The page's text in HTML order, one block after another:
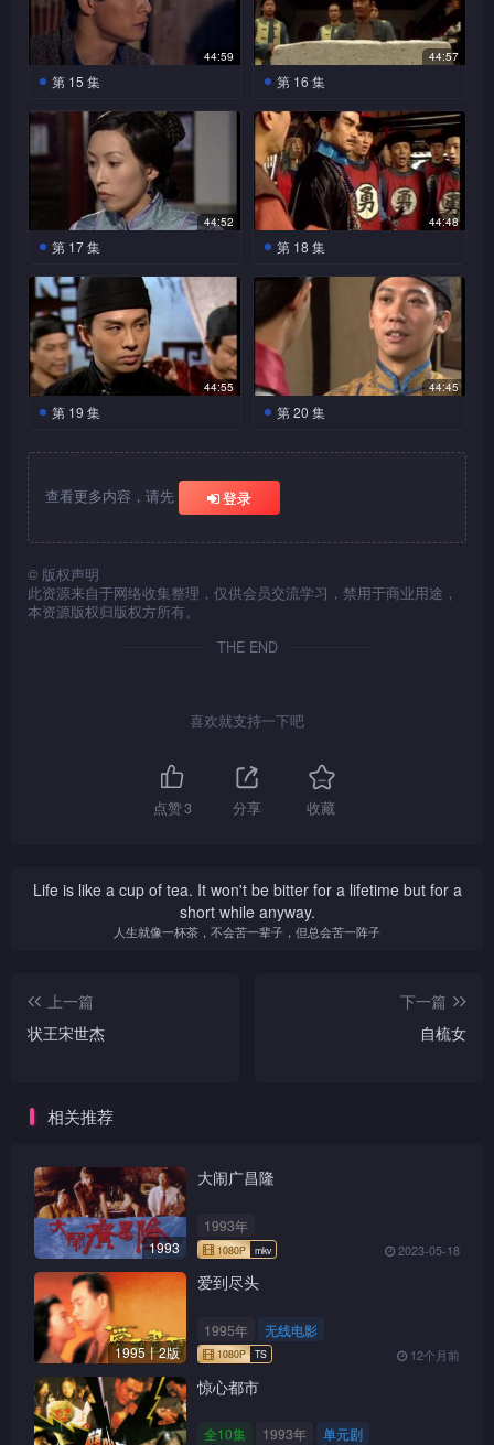
冥目。神婆龙劝杰勿多管闲
事，并送上一符咒给杰以保平
安，杰却另有打算。
但官仍不肯放翠，于是杰命珑
用掩眼法，令官以为自己被鬼
缠身，到处犯法，官为免杰告
他所犯之罪，唯有同意放翠。
虽令杰不满，但珑依然故我。
延对杰诉说尘当年往事，尘年
青时乃情痴一名，为与一婢仆
青相恋，竟放弃当年名花旦
红，就在尘成亲当晚，红杀死
青，尘自此看破红尘，将家财
变卖送与穷人，落发为僧。延
到翠房间了解真相，岂料，翌
日翠到公堂自认杀尘，杰感头
痛。全家上下虽对延泠嘲热
讽，延仍坚持己见。杰提出翠
杀尘乃「心魔」作祟，希望以
疑龙乃当年的红，于是动身前
往见龙。
一时间，杰翻案不成，翠被判
即日行刑，众人焦急不已。龙
向延道出翠乃她的徒弟，第一
次见面开始，龙已悉心安排翠
学各种做手，以及变声技巧。
时日渐过，龙要翠帮忙杀死
尘，翠不愿，出走离开龙。后
来龙在广州再次遇翠，于是要
她用青歌声引尘入局，然后亲
手将他杀死。杰找二人假扮青
及尘，欲引龙说出真相，但龙
毫不上当，但天惘恢恢，龙终
44:59
第 15 集
宋家，于是留书出走。山顶一
角，翠失足向山坡堕下，九拼
命把她救回，却又被毒蛇所
伤。时珑等人赶至，忙将他带
返宋家。九昏迷间呢喃著喜欢
翠，珑决成全九，替祖立了休
书，使翠和九一起生活。九与
翠到清远展开新生活，靠卖烧
饼为生，可惜九并非做生意料
子，两口子生活逐渐变得拮
据。杰专挑清远的案件接办，
其实只为见翠，惜却又缘悭一
面。杰将九生活状况告知珑，
珑为两口子生活担心。九希望
馆当学徒，却遇见见钱开眼的
44:57
第 16 集
九表演心口碎大石，九咬紧牙
关承受。杰再次前往清远，却
见九生活已有改善，顿觉无
瘾。杰与状师胡对薄公堂，胡
替苦主王争取拜山权，经一番
唇枪舌剑后，胡败阵下来。时
三出现，对胡教路。翌日，胡
一显雄风，杰不料胡有此一
著，竟晕倒地上。杰到翠家吃
饭，见九与翠异常恩爱，感到
十分没趣。翌晨，杰灵光一
闪，到公堂把劣势扭转，反败
为胜。杰知今次只乃险胜，连
忙找胡迫他说出幕后主使人。
44:52
第 17 集
找胡迫他说出幕后主使人。杰
在街上见九表演心口碎大石，
九为减低自卑感，竟加重石之
负荷，却不支昏倒。翠见九重
伤十分伤心，杰飞奔回广州拿
取「九转还魂丹」，珑跟踪查
看。翠与杰前往市集购买粮
食，期间杰对翠示爱，不幸全
清炒小白翠对杰冷嘲热讽，更
下令他不许再到清远。翠卖烧
料，清远县官竟当众调戏翠，
九于是与长毛党胁持官，与总
兵江对侍起来。
44:48
第 18 集
领，江唯有强闯妓院，将乱党
杀害。九发挥神勇，挟官闯出
重围，师爷提议请杰商讨对
策。众乱党知大难临头，皆一
片愁云惨雾。时杰至，江保证
对乱党既往不咎，杰闻言多一
分把握。乱党终被杰劝服，当
众人步至街上时，却被江手下
街头，杰激动晕倒。城头上，
众尸首被挂上示众，翠在城楼
先打三十大板。杰被痛打，发
堂鼓上提诗，诗中竟有「清占
44:55
第 19 集
竟有「清占汉土」，官连忙将
他收监，更对杰百般凌辱，但
杰照单全收。三吃下一碟煮焦
是「苦肉计」。于是，三通知
官等人，另外，三亦料到江会
杀杰，遂用纸条通知珑前往营
救。恭调查反诗案时，看出此
汉土」，但下句却有「国人欣
秘密，不禁担心起来。九等人
正徐徐步入。三用猫捉老鼠比
喻，认为江捉九等人乃是天
职。杰亦不甘示弱，将江与九
44:45
第 20 集
混为一谈，三无言以对。公堂
再度开审，三不停问杰有关翠
样。三乘势说出杰为得到翠，
暗示要江杀降，杰即时由状师
插入杰身上。
查看更多内容，请先 登录
© 版权声明
此资源来自于网络收集整理，仅供会员交流学习，禁用于商业用途，
本资源版权归版权方所有。
THE END
喜欢就支持一下吧
点赞3 分享 收藏
Life is like a cup of tea. It won't be bitter for a lifetime but for a
short while anyway.
人生就像一杯茶，不会苦一辈子，但总会苦一阵子
上一篇
状王宋世杰
下一篇
自梳女
相关推荐
1993
大闹广昌隆
1993年
2023-05-18
1995丨2版
爱到尽头
1995年 无线电影
12个月前
惊心都市
全10集 1993年 单元剧